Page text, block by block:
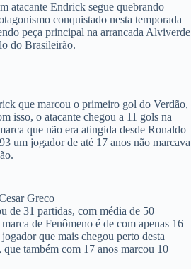
atacante Endrick segue quebrando
conquistado nesta temporada
peça principal na arrancada Alviverde
do Brasileirão.
que marcou o primeiro gol do Verdão,
isso, o atacante chegou a 11 gols na
que não era atingida desde Ronaldo
um jogador de até 17 anos não marcava
Greco
de 31 partidas, com média de 50
de Fenômeno é de com apenas 16
que mais chegou perto desta
também com 17 anos marcou 10